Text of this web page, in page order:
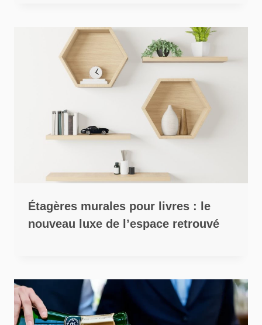
Étagères murales pour livres : le
nouveau luxe de l’espace retrouvé